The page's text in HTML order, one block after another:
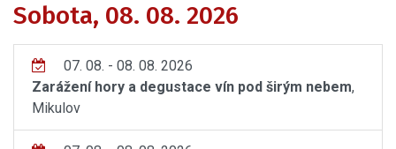
Sobota, 08. 08. 2026
07. 08. - 08. 08. 2026
Zarážení hory a degustace vín pod širým nebem,
Mikulov